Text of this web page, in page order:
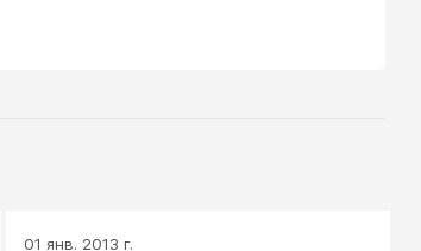
01 янв. 2013 г.